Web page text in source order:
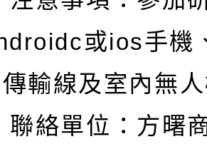
或ios手機
輸線及室內無
絡單位：方曙